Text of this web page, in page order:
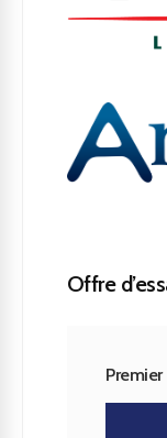
Offre